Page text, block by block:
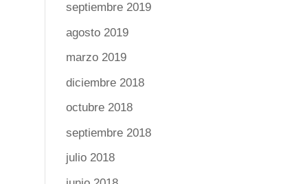
septiembre 2019
agosto 2019
marzo 2019
diciembre 2018
octubre 2018
septiembre 2018
julio 2018